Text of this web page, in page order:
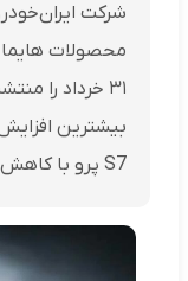
شرکت
محصولات
بیشترین افزایش
S7 پرو با کاهش قیمت همراه شده است.